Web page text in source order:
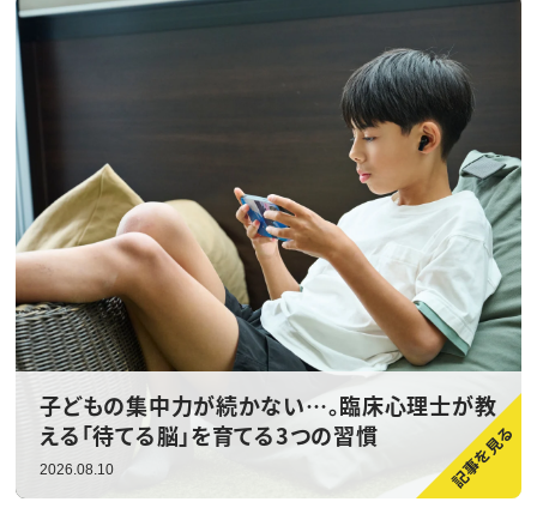
子どもの集中力が続かない…。臨床心理士が教
える「待てる脳」を育てる3つの習慣
2026.08.10